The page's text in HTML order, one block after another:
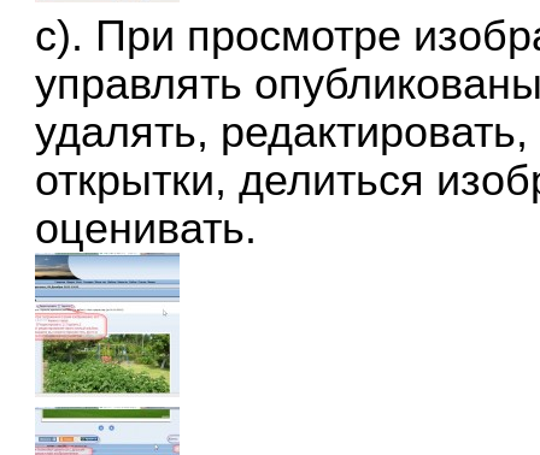
с). При просмотре
управлять
удалять,
открытки, делиться
оценивать.